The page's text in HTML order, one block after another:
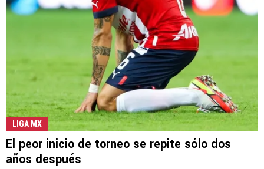
LIGA MX
El peor inicio de torneo se repite sólo dos
años después